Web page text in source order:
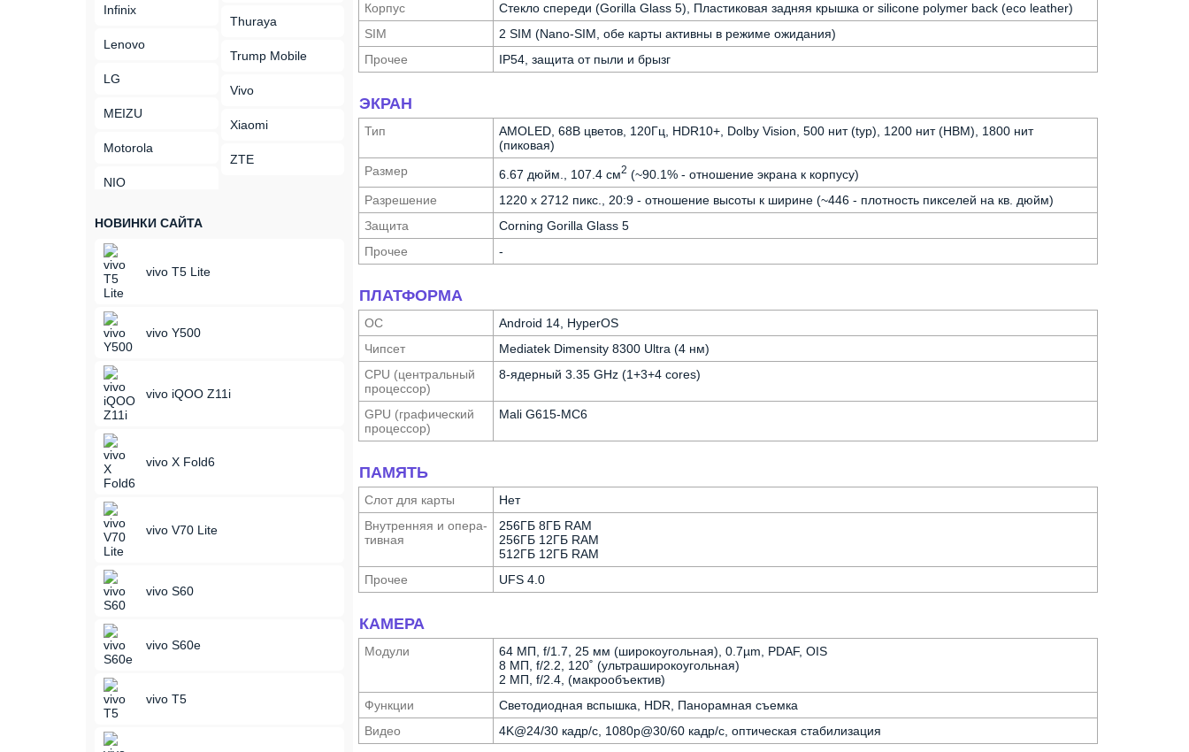
Infinix
Lenovo
LG
MEIZU
Motorola
NIO
Thuraya
Trump Mobile
Vivo
Xiaomi
ZTE
НОВИНКИ САЙТА
vivo T5 Lite
vivo Y500
vivo iQOO Z11i
vivo X Fold6
vivo V70 Lite
vivo S60
vivo S60e
vivo T5
Корпус
Стекло спереди (Gorilla Glass 5), Пластиковая задняя крышка or silicone polymer back (eco leather)
SIM
2 SIM (Nano-SIM, обе карты активны в режиме ожидания)
Прочее
IP54, защита от пыли и брызг
ЭКРАН
Тип
AMOLED, 68B цветов, 120Гц, HDR10+, Dolby Vision, 500 нит (typ), 1200 нит (HBM), 1800 нит
(пиковая)
Размер
6.67 дюйм., 107.4 см2 (~90.1% - отношение экрана к корпусу)
Разре­шение
1220 x 2712 пикс., 20:9 - отношение высоты к ширине (~446 - плотность пикселей на кв. дюйм)
Защита
Corning Gorilla Glass 5
Прочее
-
ПЛАТФОРМА
ОС
Android 14, HyperOS
Чипсет
Mediatek Dimensity 8300 Ultra (4 нм)
CPU (централь­ный
процес­сор)
8-ядерный 3.35 GHz (1+3+4 cores)
GPU (графи­ческий
процес­сор)
Mali G615-MC6
ПАМЯТЬ
Слот для карты
Нет
Внутрен­няя и опера­
тивная
256ГБ 8ГБ RAM
256ГБ 12ГБ RAM
512ГБ 12ГБ RAM
Прочее
UFS 4.0
КАМЕРА
Модули
64 МП, f/1.7, 25 мм (широкоугольная), 0.7µm, PDAF, OIS
8 МП, f/2.2, 120˚ (ультра­широкоугольная)
2 МП, f/2.4, (макрообъектив)
Функ­ции
Светодиодная вспышка, HDR, Панорамная съемка
Видео
4K@24/30 кадр/с, 1080p@30/60 кадр/с, оптическая стабилизация